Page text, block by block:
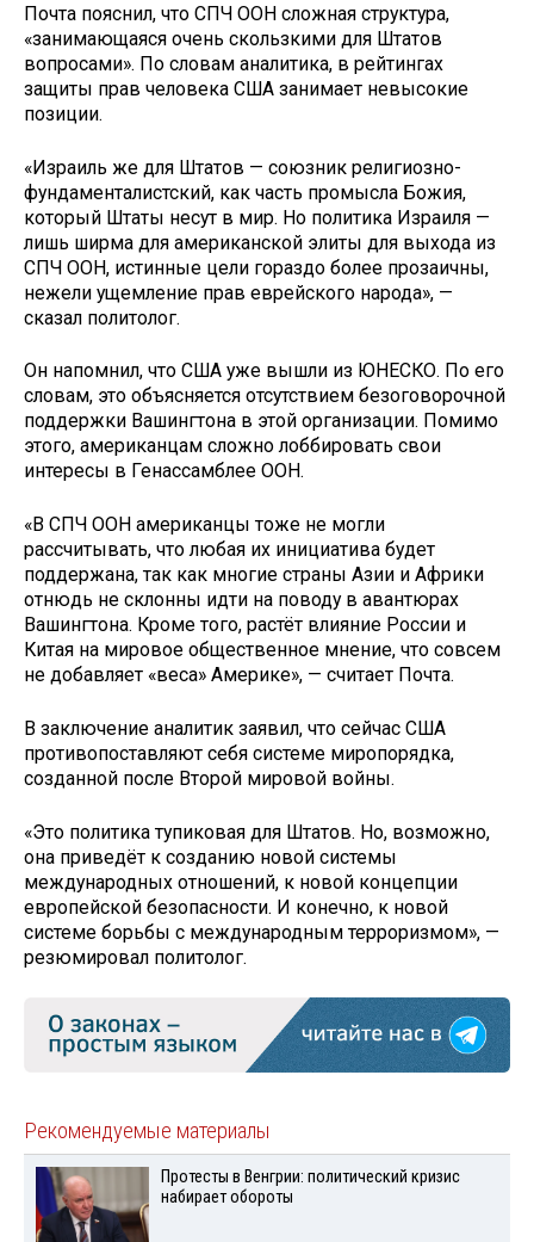
Почта пояснил, что СПЧ ООН сложная структура,
«занимающаяся очень скользкими для Штатов
вопросами». По словам аналитика, в рейтингах
защиты прав человека США занимает невысокие
позиции.
«Израиль же для Штатов — союзник религиозно-
фундаменталистский, как часть промысла Божия,
который Штаты несут в мир. Но политика Израиля —
лишь ширма для американской элиты для выхода из
СПЧ ООН, истинные цели гораздо более прозаичны,
нежели ущемление прав еврейского народа», —
сказал политолог.
Он напомнил, что США уже вышли из ЮНЕСКО. По его
словам, это объясняется отсутствием безоговорочной
поддержки Вашингтона в этой организации. Помимо
этого, американцам сложно лоббировать свои
интересы в Генассамблее ООН.
«В СПЧ ООН американцы тоже не могли
рассчитывать, что любая их инициатива будет
поддержана, так как многие страны Азии и Африки
отнюдь не склонны идти на поводу в авантюрах
Вашингтона. Кроме того, растёт влияние России и
Китая на мировое общественное мнение, что совсем
не добавляет «веса» Америке», — считает Почта.
В заключение аналитик заявил, что сейчас США
противопоставляют себя системе миропорядка,
созданной после Второй мировой войны.
«Это политика тупиковая для Штатов. Но, возможно,
она приведёт к созданию новой системы
международных отношений, к новой концепции
европейской безопасности. И конечно, к новой
системе борьбы с международным терроризмом», —
резюмировал политолог.
Рекомендуемые материалы
Протесты в Венгрии: политический кризис
набирает обороты